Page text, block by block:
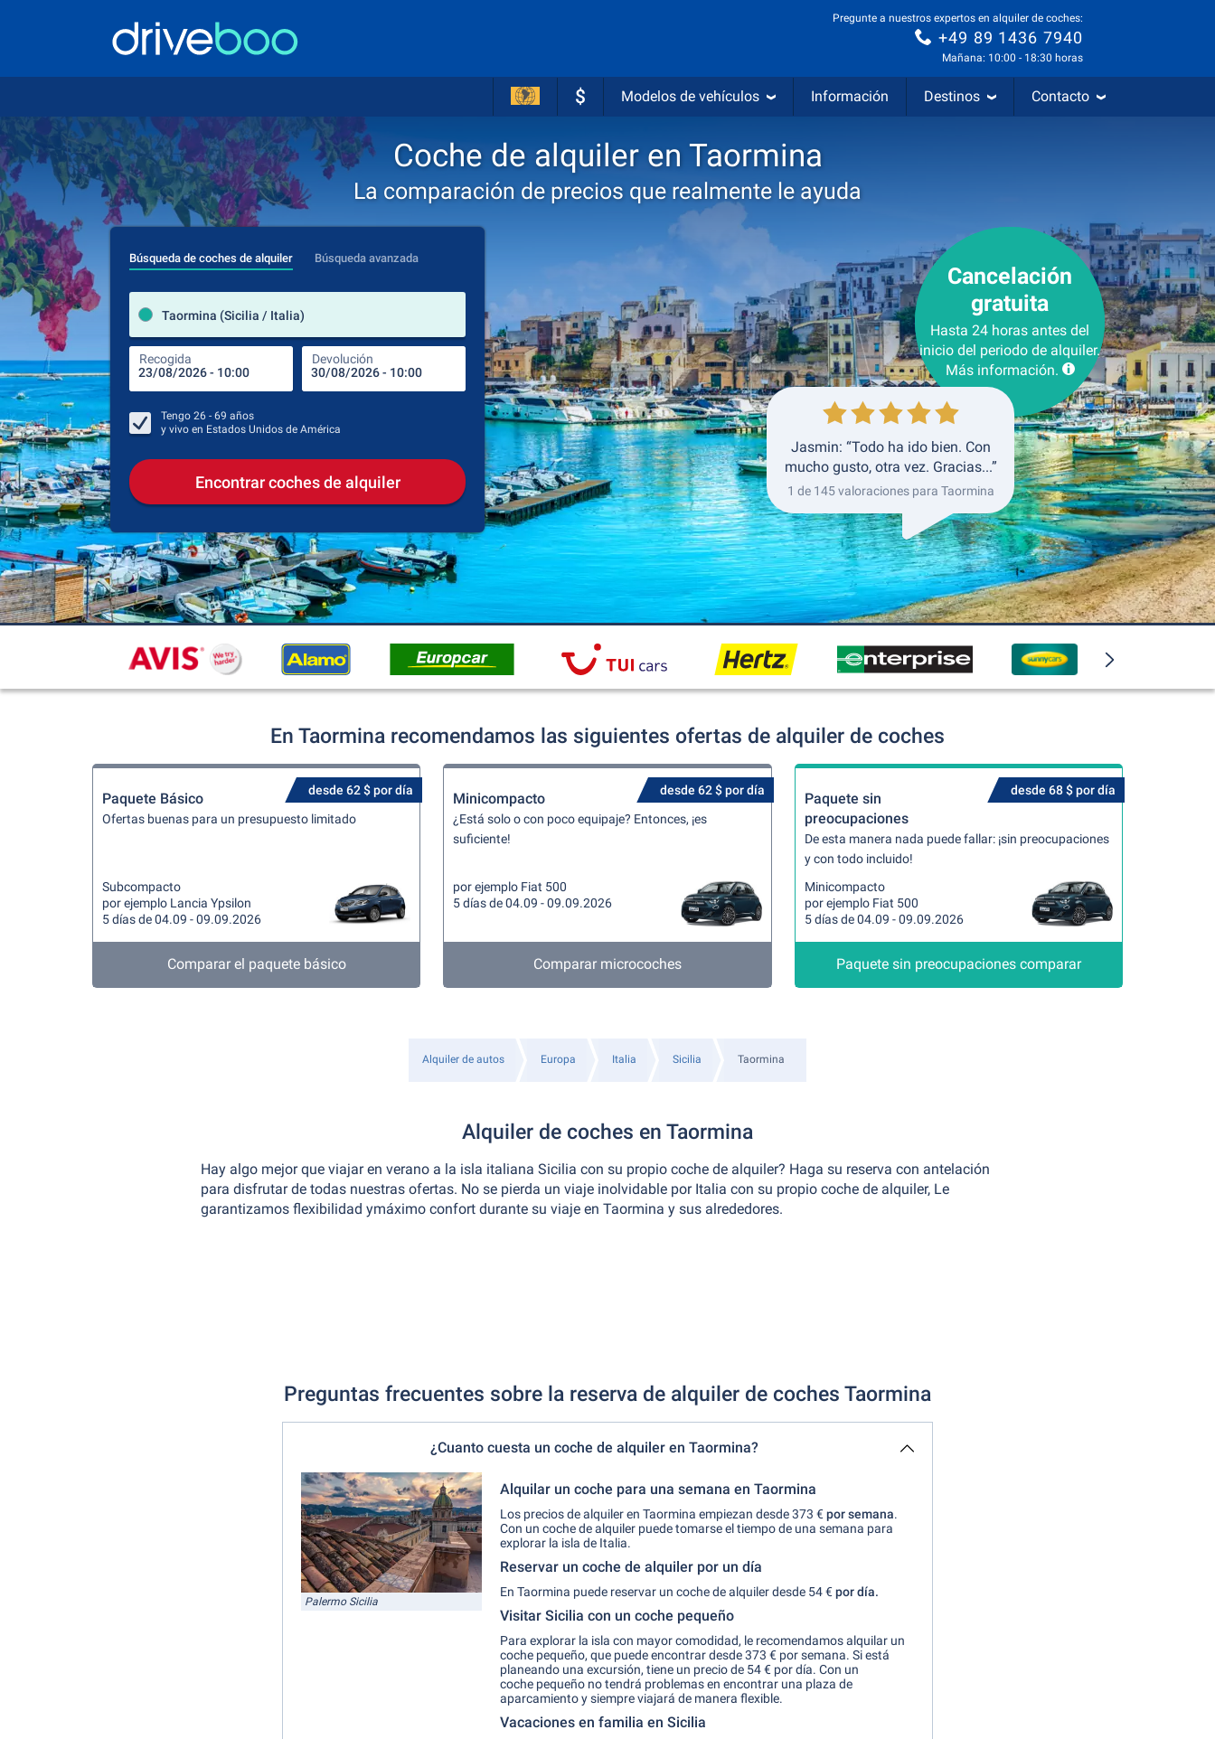
Pregunte a nuestros expertos en alquiler de coches:
+49 89 1436 7940
Mañana: 10:00 - 18:30 horas
$ Modelos de vehículos Información Destinos Contacto
Coche de alquiler en Taormina
La comparación de precios que realmente le ayuda
Búsqueda de coches de alquiler Búsqueda avanzada
Taormina (Sicilia / Italia)
Recogida Devolución
lugar de alquiler
Lugar de devolución
Recogida Devolución
Tengo 26 - 69 años
y vivo en Estados Unidos de América
Encontrar coches de alquiler
Cancelación
gratuita
Hasta 24 horas antes del
inicio del periodo de alquiler.
Más información.
Jasmin: “Todo ha ido bien. Con
mucho gusto, otra vez. Gracias...”
1 de 145 valoraciones para Taormina
En Taormina recomendamos las siguientes ofertas de alquiler de coches
desde 62 $ por día
Paquete Básico
Ofertas buenas para un presupuesto limitado
Subcompacto
por ejemplo Lancia Ypsilon
5 días de 04.09 - 09.09.2026
Comparar el paquete básico
desde 62 $ por día
Minicompacto
¿Está solo o con poco equipaje? Entonces, ¡es
suficiente!
por ejemplo Fiat 500
5 días de 04.09 - 09.09.2026
Comparar microcoches
desde 68 $ por día
Paquete sin
preocupaciones
De esta manera nada puede fallar: ¡sin preocupaciones
y con todo incluido!
Minicompacto
por ejemplo Fiat 500
5 días de 04.09 - 09.09.2026
Paquete sin preocupaciones comparar
Alquiler de autos Europa Italia Sicilia Taormina
Alquiler de coches en Taormina
Hay algo mejor que viajar en verano a la isla italiana Sicilia con su propio coche de alquiler? Haga su reserva con antelación
para disfrutar de todas nuestras ofertas. No se pierda un viaje inolvidable por Italia con su propio coche de alquiler, Le
garantizamos flexibilidad ymáximo confort durante su viaje en Taormina y sus alrededores.
Preguntas frecuentes sobre la reserva de alquiler de coches Taormina
¿Cuanto cuesta un coche de alquiler en Taormina?
Palermo Sicilia
Alquilar un coche para una semana en Taormina
Los precios de alquiler en Taormina empiezan desde 373 €por semana.
Con un coche de alquiler puede tomarse el tiempo de una semana para
explorar la isla de Italia.
Reservar un coche de alquiler por un día
En Taormina puede reservar un coche de alquiler desde 54 €por día.
Visitar Sicilia con un coche pequeño
Para explorar la isla con mayor comodidad, le recomendamos alquilar un
coche pequeño, que puede encontrar desde 373 € por semana. Si está
planeando una excursión, tiene un precio de 54 € por día. Con un
coche pequeño no tendrá problemas en encontrar una plaza de
aparcamiento y siempre viajará de manera flexible.
Vacaciones en familia en Sicilia